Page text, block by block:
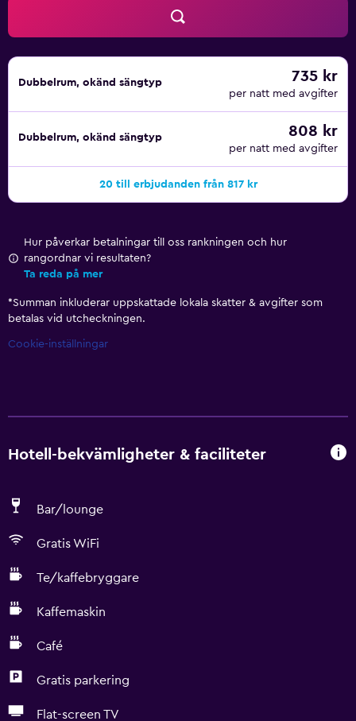
Dubbelrum, okänd sängtyp 735 kr
per natt med avgifter
Dubbelrum, okänd sängtyp 808 kr
per natt med avgifter
20 till erbjudanden från 817 kr
Hur påverkar betalningar till oss rankningen och hur
rangordnar vi resultaten?
Ta reda på mer
*Summan inkluderar uppskattade lokala skatter & avgifter som
betalas vid utcheckningen.
Cookie-inställningar
Hotell-bekvämligheter & faciliteter
Bar/lounge
Gratis WiFi
Te/kaffebryggare
Kaffemaskin
Café
Gratis parkering
Flat-screen TV